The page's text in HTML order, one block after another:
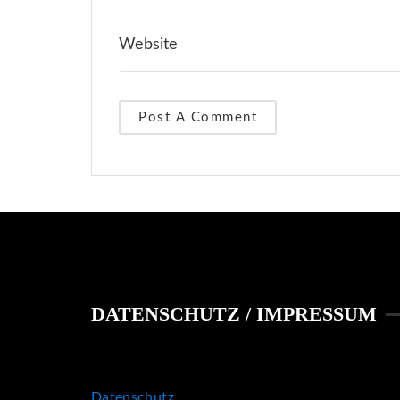
DATENSCHUTZ / IMPRESSUM